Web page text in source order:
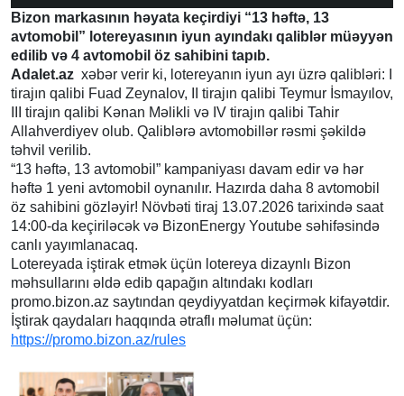
Bizon markasının həyata keçirdiyi “13 həftə, 13
avtomobil” lotereyasının iyun ayındakı qaliblər müəyyən
edilib və 4 avtomobil öz sahibini tapıb.
Adalet.az xəbər verir ki, lotereyanın iyun ayı üzrə qalibləri: I
tirajın qalibi Fuad Zeynalov, II tirajın qalibi Teymur İsmayılov,
III tirajın qalibi Kənan Məlikli və IV tirajın qalibi Tahir
Allahverdiyev olub. Qaliblərə avtomobillər rəsmi şəkildə
təhvil verilib.
“13 həftə, 13 avtomobil” kampaniyası davam edir və hər
həftə 1 yeni avtomobil oynanılır. Hazırda daha 8 avtomobil
öz sahibini gözləyir! Növbəti tiraj 13.07.2026 tarixində saat
14:00-da keçiriləcək və BizonEnergy Youtube səhifəsində
canlı yayımlanacaq.
Lotereyada iştirak etmək üçün lotereya dizaynlı Bizon
məhsullarını əldə edib qapağın altındakı kodları
promo.bizon.az saytından qeydiyyatdan keçirmək kifayətdir.
İştirak qaydaları haqqında ətraflı məlumat üçün:
https://promo.bizon.az/rules